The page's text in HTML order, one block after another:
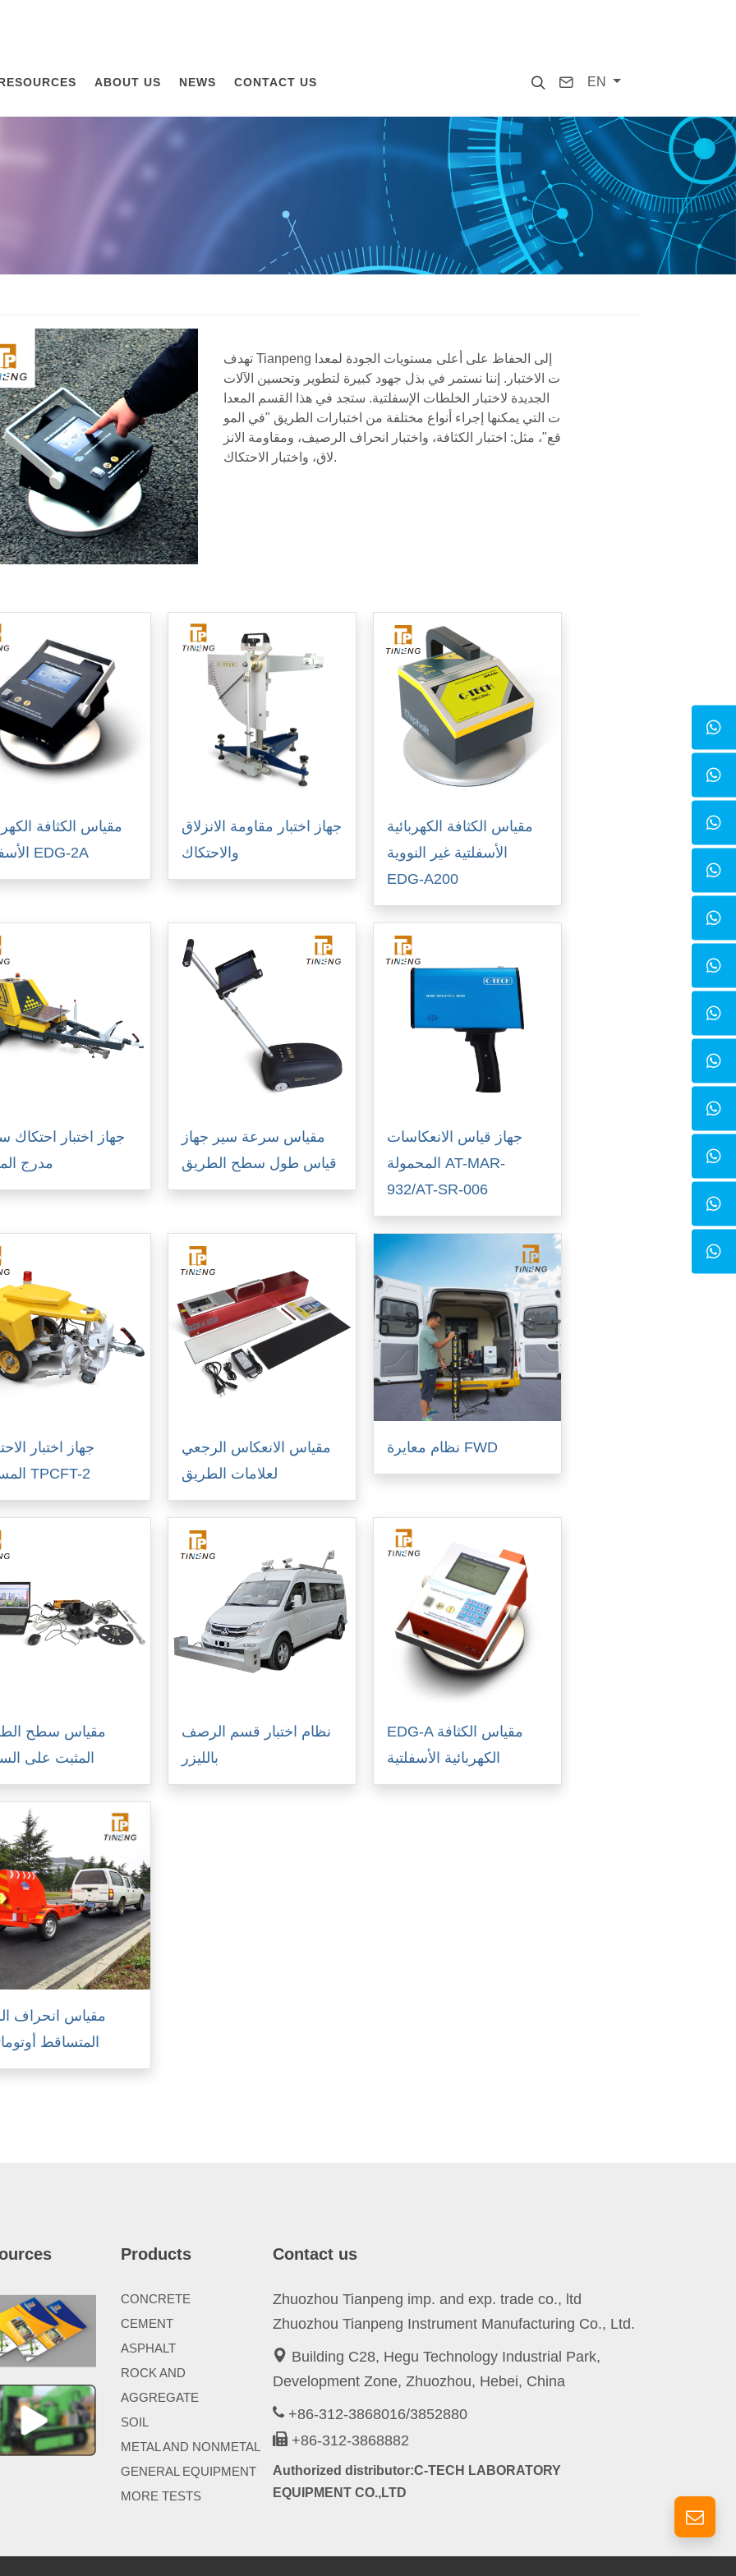
SearchContact
EN
ABOUT US NEWS CONTACT US
تهدف Tianpeng إلى الحفاظ على أعلى مستويات الجودة لمعدا
ت الاختبار. إننا نستمر في بذل جهود كبيرة لتطوير وتحسين الآلات
الجديدة لاختبار الخلطات الإسفلتية. ستجد في هذا القسم المعدا
ت التي يمكنها إجراء أنواع مختلفة من اختبارات الطريق "في المو
قع"، مثل: اختبار الكثافة، واختبار انحراف الرصيف، ومقاومة الانز
لاق، واختبار الاحتكاك.
مقياس الكثافة
الأسفلتية EDG-2A
جهاز اختبار مقاومة الانزلاق
والاحتكاك
مقياس الكثافة الكهربائية
الأسفلتية غير النووية
EDG-A200
جهاز اختبار
مدرج
مقياس سرعة سير جهاز
قياس طول سطح الطريق
جهاز قياس الانعكاسات
المحمولة AT-MAR-
932/AT-SR-006
جهاز اختبار
المستمر TPCFT-2
مقياس الانعكاس الرجعي
لعلامات الطريق
نظام معايرة FWD
مقياس سطح
المثبت على
نظام اختبار قسم الرصف
بالليزر
EDG-A مقياس الكثافة
الكهربائية الأسفلتية
مقياس انحراف
المتساقط
Products
CONCRETE
CEMENT
ASPHALT
ROCK AND
AGGREGATE
SOIL
METAL AND NONMETAL
GENERAL EQUIPMENT
MORE TESTS
Contact us
Zhuozhou Tianpeng imp. and exp. trade co., ltd
Zhuozhou Tianpeng Instrument Manufacturing Co., Ltd.
Building C28, Hegu Technology Industrial Park,
Development Zone, Zhuozhou, Hebei, China
+86-312-3868016/3852880
+86-312-3868882
Authorized distributor:C-TECH LABORATORY
EQUIPMENT CO.,LTD